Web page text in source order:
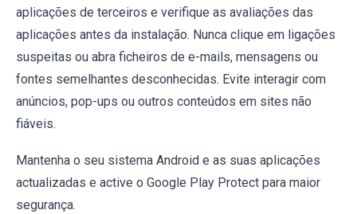
aplicações de terceiros e verifique as avaliações das
aplicações antes da instalação. Nunca clique em ligações
suspeitas ou abra ficheiros de e-mails, mensagens ou
fontes semelhantes desconhecidas. Evite interagir com
anúncios, pop-ups ou outros conteúdos em sites não
fiáveis.
Mantenha o seu sistema Android e as suas aplicações
actualizadas e active o Google Play Protect para maior
segurança.